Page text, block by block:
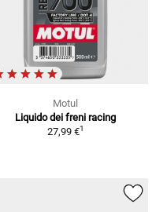
Motul
Liquido dei freni racing
27,99 €1